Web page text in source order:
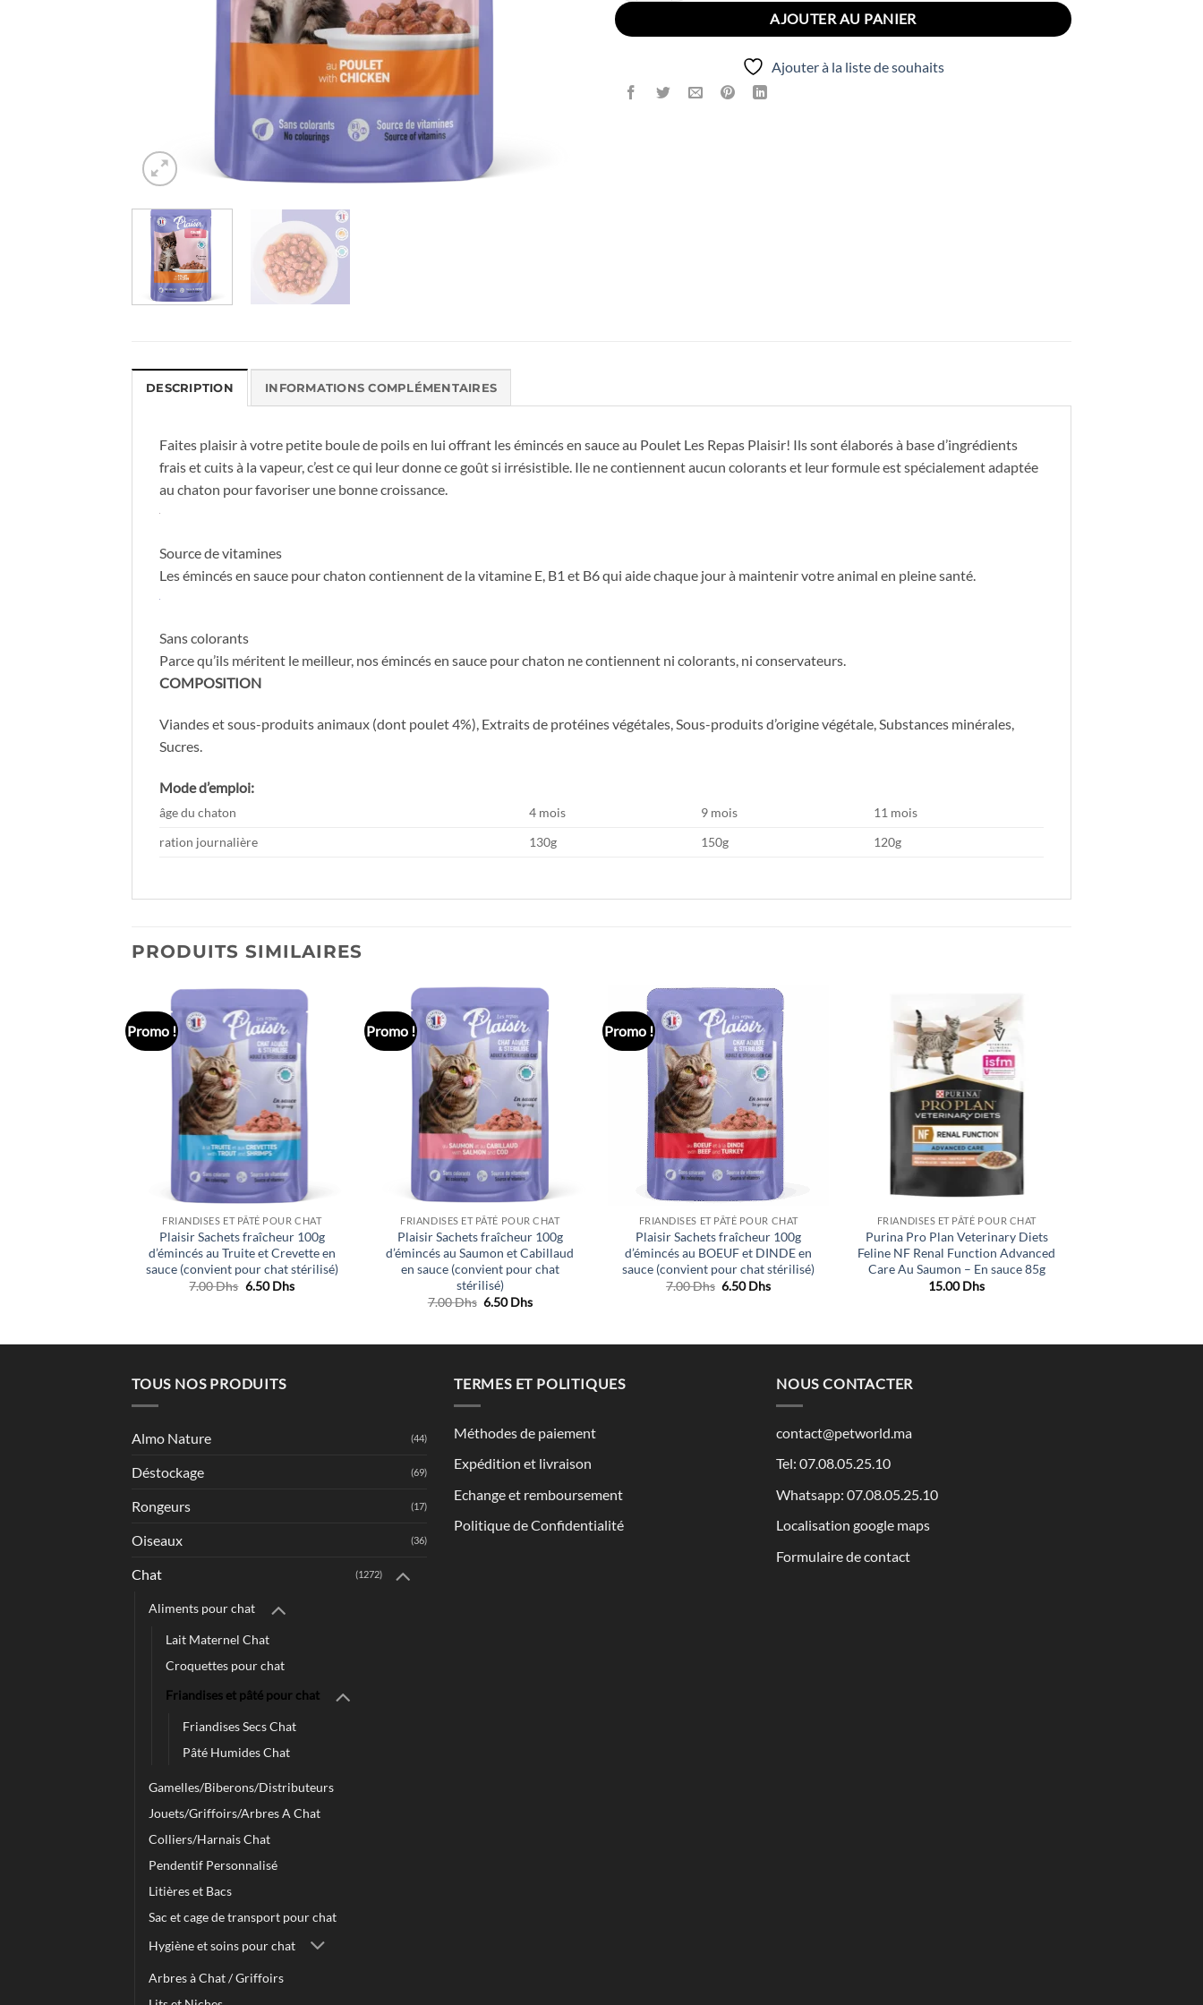
AJOUTER AU PANIER
Ajouter à la liste de souhaits
DESCRIPTION INFORMATIONS COMPLÉMENTAIRES
Faites plaisir à votre petite boule de poils en lui offrant les émincés en sauce au Poulet Les Repas Plaisir! Ils sont élaborés à base d’ingrédients
frais et cuits à la vapeur, c’est ce qui leur donne ce goût si irrésistible. Ile ne contiennent aucun colorants et leur formule est spécialement adaptée
au chaton pour favoriser une bonne croissance.
Source de vitamines
Les émincés en sauce pour chaton contiennent de la vitamine E, B1 et B6 qui aide chaque jour à maintenir votre animal en pleine santé.
Sans colorants
Parce qu’ils méritent le meilleur, nos émincés en sauce pour chaton ne contiennent ni colorants, ni conservateurs.
COMPOSITION
Viandes et sous-produits animaux (dont poulet 4%), Extraits de protéines végétales, Sous-produits d’origine végétale, Substances minérales,
Sucres.
Mode d’emploi:
âge du chaton 4 mois 9 mois
11 mois
ration journalière
130g 150g 120g
PRODUITS SIMILAIRES
Promo !
Ajouter
FRIANDISES ET PÂTÉ POUR CHAT
Plaisir Sachets fraîcheur 100g
d’émincés au Truite et Crevette en
sauce (convient pour chat stérilisé)
7.00Dhs Le
6.50DhsLe
Promo !
souhaits
FRIANDISES ET PÂTÉ POUR CHAT
Plaisir Sachets fraîcheur 100g
d’émincés au Saumon et Cabillaud
en sauce (convient pour chat
stérilisé)
7.00Dhs Le
6.50DhsLe
Promo !
Ajouter
à la liste
souhaits
FRIANDISES ET PÂTÉ POUR CHAT
Plaisir Sachets fraîcheur 100g
d’émincés au BOEUF et DINDE en
sauce (convient pour chat stérilisé)
7.00Dhs Le
6.50DhsLe
souhaits
FRIANDISES ET PÂTÉ POUR CHAT
Purina Pro Plan Veterinary Diets
Feline NF Renal Function Advanced
Care Au Saumon – En sauce 85g
15.00Dhs
TOUS NOS PRODUITS
Almo Nature (44)
Déstockage (69)
Rongeurs (17)
Oiseaux (36)
Chat (1272)
Aliments pour chat
Lait Maternel Chat
Croquettes pour chat
Friandises et pâté pour chat
Friandises Secs Chat
Pâté Humides Chat
Gamelles/Biberons/Distributeurs
Jouets/Griffoirs/Arbres A Chat
Colliers/Harnais Chat
Pendentif Personnalisé
Litières et Bacs
Sac et cage de transport pour chat
Hygiène et soins pour chat
Arbres à Chat / Griffoirs
TERMES ET POLITIQUES
Méthodes de paiement
Expédition et livraison
Echange et remboursement
Politique de Confidentialité
NOUS CONTACTER
contact@petworld.ma
Tel: 07.08.05.25.10
Whatsapp: 07.08.05.25.10
Localisation google maps
Formulaire de contact